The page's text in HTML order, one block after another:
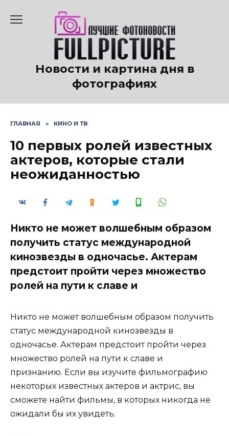
содержанию
Новости и картина дня в
фотографиях
ГЛАВНАЯ » КИНО И ТВ
10 первых ролей известных
актеров, которые стали
неожиданностью
Никто не может волшебным образом
получить статус международной
кинозвезды в одночасье. Актерам
предстоит пройти через множество
ролей на пути к славе и
Никто не может волшебным образом получить
статус международной кинозвезды в
одночасье. Актерам предстоит пройти через
множество ролей на пути к славе и
признанию. Если вы изучите фильмографию
некоторых известных актеров и актрис, вы
сможете найти фильмы, в которых никогда не
ожидали бы их увидеть.